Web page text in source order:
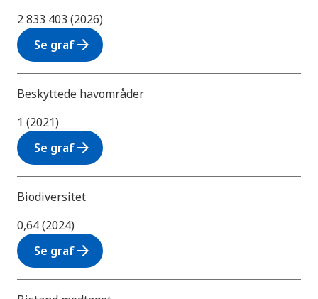
2 833 403 (2026)
Se grafarrow_forward
Beskyttede havområder
1 (2021)
Se grafarrow_forward
Biodiversitet
0,64 (2024)
Se grafarrow_forward